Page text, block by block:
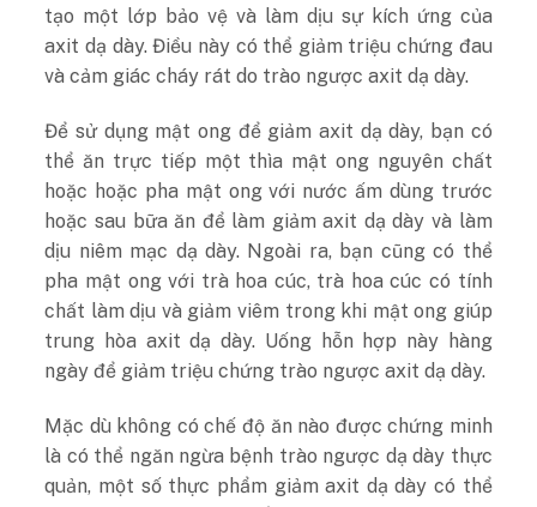
tạo một lớp bảo vệ và làm dịu sự kích ứng của
axit dạ dày. Điều này có thể giảm triệu chứng đau
và cảm giác cháy rát do trào ngược axit dạ dày.
Để sử dụng mật ong để giảm axit dạ dày, bạn có
thể ăn trực tiếp một thìa mật ong nguyên chất
hoặc hoặc pha mật ong với nước ấm dùng trước
hoặc sau bữa ăn để làm giảm axit dạ dày và làm
dịu niêm mạc dạ dày. Ngoài ra, bạn cũng có thể
pha mật ong với trà hoa cúc, trà hoa cúc có tính
chất làm dịu và giảm viêm trong khi mật ong giúp
trung hòa axit dạ dày. Uống hỗn hợp này hàng
ngày để giảm triệu chứng trào ngược axit dạ dày.
Mặc dù không có chế độ ăn nào được chứng minh
là có thể ngăn ngừa bệnh trào ngược dạ dày thực
quản, một số thực phẩm giảm axit dạ dày có thể